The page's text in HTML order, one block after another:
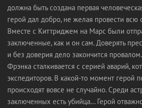
должна быть создана первая
герой дал добро, не желая провести всю
Вместе с Киттриджем на Марс были
заключенные, как и он сам. Доверять
и без доверия дело закончится
Фрэнка сталкивается с серией аварий,
экспедиторов. В какой-то момент герой
происходят вовсе не случайно. Среди
заключенных есть убийца… Герой